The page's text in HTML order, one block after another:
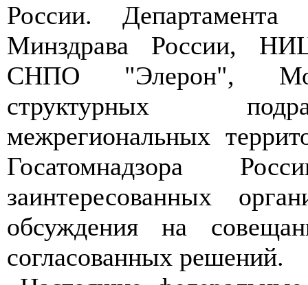
России. Департамента
Минздрава России,
СНПО "Элерон",
структурных
межрегиональных
Госатомнадзора
заинтересованных
обсуждения на
согласованных решений.